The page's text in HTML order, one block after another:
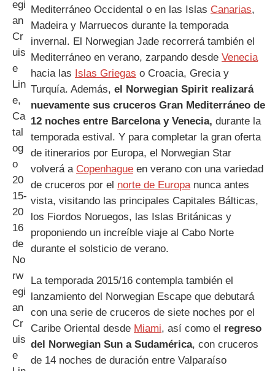
Mediterráneo Occidental o en las Islas Canarias,
Madeira y Marruecos durante la temporada
invernal. El Norwegian Jade recorrerá también el
Mediterráneo en verano, zarpando desde Venecia
hacia las Islas Griegas o Croacia, Grecia y
Turquía. Además, el Norwegian Spirit realizará
nuevamente sus cruceros Gran Mediterráneo de
12 noches entre Barcelona y Venecia, durante la
temporada estival. Y para completar la gran oferta
de itinerarios por Europa, el Norwegian Star
volverá a Copenhague en verano con una variedad
de cruceros por el norte de Europanunca antes
vista, visitando las principales Capitales Bálticas,
los Fiordos Noruegos, las Islas Británicas y
proponiendo un increíble viaje al Cabo Norte
durante el solsticio de verano.
La temporada 2015/16 contempla también el
lanzamiento del Norwegian Escape que debutará
con una serie de cruceros de siete noches por el
Caribe Oriental desde Miami, así como el regreso
del Norwegian Sun a Sudamérica, con cruceros
de 14 noches de duración entre Valparaíso